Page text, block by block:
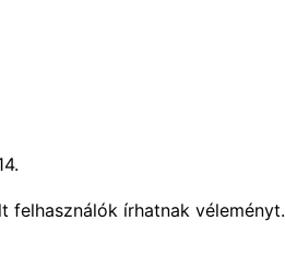
felhasználók írhatnak véleményt.